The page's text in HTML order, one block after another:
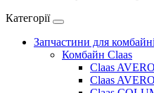
Категорії
Запчастини для
Комбайн Claas
Claas
Claas